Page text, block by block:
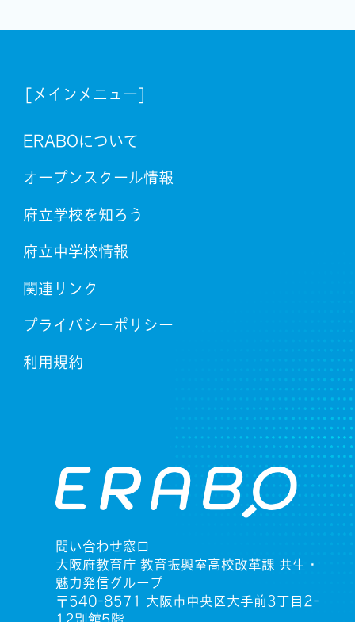
[メインメニュー]
ERABOについて
オープンスクール情報
府立学校を知ろう
府立中学校情報
関連リンク
プライバシーポリシー
利用規約
問い合わせ窓口
大阪府教育庁 教育振興室高校改革課 共生・
魅力発信グループ
〒540-8571 大阪市中央区大手前3丁目2-